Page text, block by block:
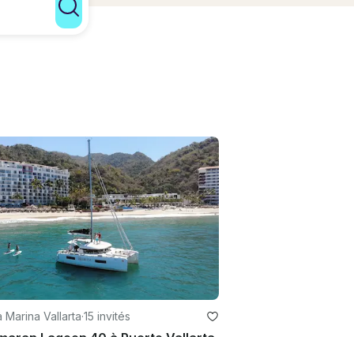
Marina Vallarta·15 invités